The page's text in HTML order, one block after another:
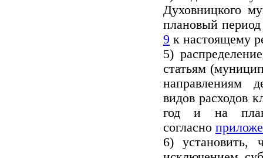
Духовницкого
плановый
9 к настоящему
5)
статьям
направлениям
видов расходов
год и на
согласно
6) установить,